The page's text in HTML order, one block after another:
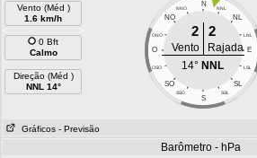
Vento (Méd )
1.6 km/h
0 Bft
Calmo
Direção (Méd )
NNL 14°
N
NNO NNL
NO NL
ONO LNL
O E
OSO LSL
SO SL
SSO SSL
S
2 2
Vento
Rajada
14° NNL
Gráficos - Previsão
Barômetro - hPa